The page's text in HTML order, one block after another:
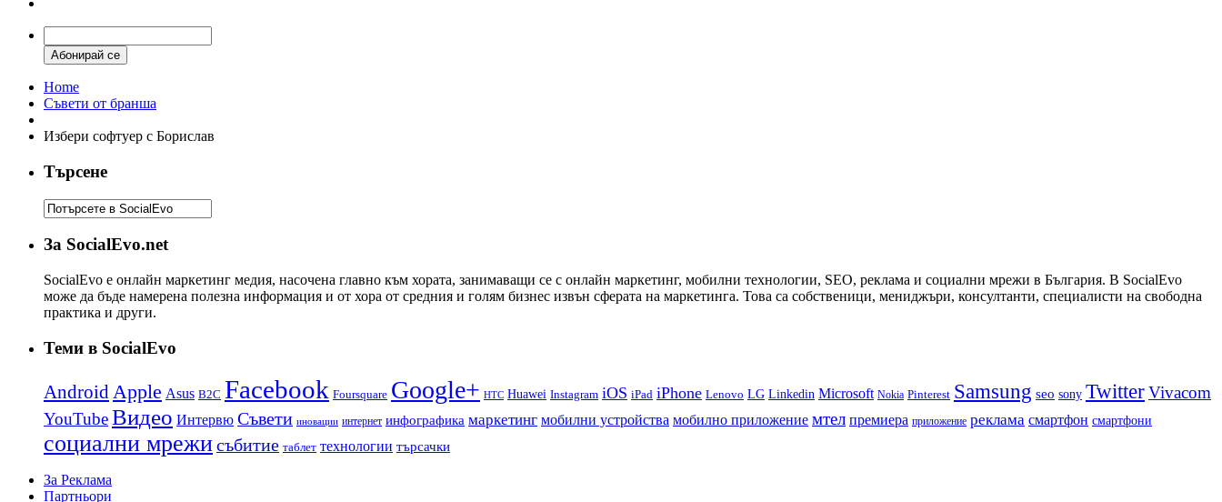
Home
Съвети от бранша
Избери софтуер с Борислав
Търсене
За SocialEvo.net
SocialEvo е онлайн маркетинг медия, насочена главно към хората, занимаващи се с онлайн маркетинг, мобилни технологии, SEO, реклама и социални мрежи в България. В SocialEvo
може да бъде намерена полезна информация и от хора от средния и голям бизнес извън сферата на маркетинга. Това са собственици, мениджъри, консултанти, специалисти на свободна
практика и други.
Теми в SocialEvo
AndroidApple Asus B2C Facebook Foursquare Google+ HTC Huawei Instagram iOS iPad iPhone Lenovo LG Linkedin Microsoft Nokia Pinterest Samsung seo sony TwitterVivacom
YouTubeВидео Интервю Съвети иновации интернет инфографика маркетинг мобилни устройства мобилно приложение мтел премиера приложение реклама смартфон смартфони
социални мрежисъбитие таблет технологии търсачки
За Реклама
Партньори